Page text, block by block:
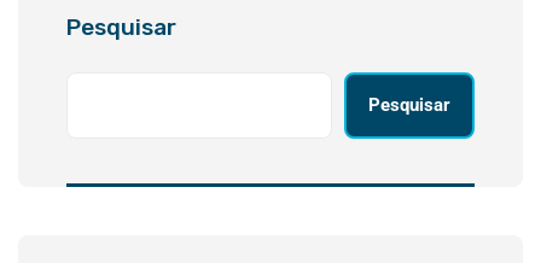
Pesquisar
Pesquisar